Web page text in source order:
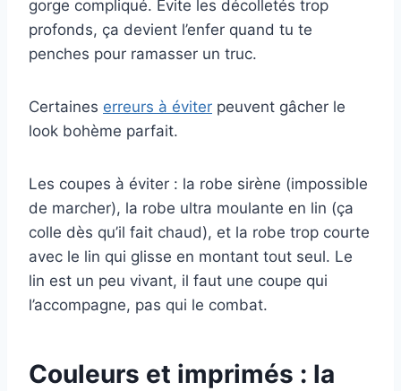
gorge compliqué. Évite les décolletés trop
profonds, ça devient l’enfer quand tu te
penches pour ramasser un truc.
Certaines erreurs à éviter peuvent gâcher le
look bohème parfait.
Les coupes à éviter : la robe sirène (impossible
de marcher), la robe ultra moulante en lin (ça
colle dès qu’il fait chaud), et la robe trop courte
avec le lin qui glisse en montant tout seul. Le
lin est un peu vivant, il faut une coupe qui
l’accompagne, pas qui le combat.
Couleurs et imprimés : la